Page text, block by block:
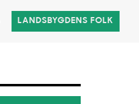
LANDSBYGDENS FOLK